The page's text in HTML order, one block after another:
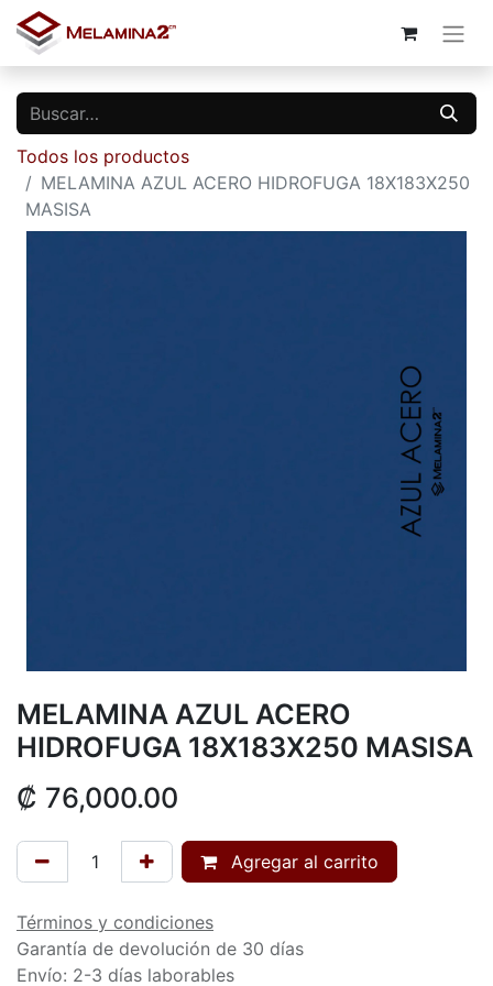
Todos los productos
MELAMINA AZUL ACERO HIDROFUGA 18X183X250
MASISA
MELAMINA AZUL ACERO
HIDROFUGA 18X183X250 MASISA
₡ 76,000.00
Agregar al carrito
Términos y condiciones
Garantía de devolución de 30 días
Envío: 2-3 días laborables